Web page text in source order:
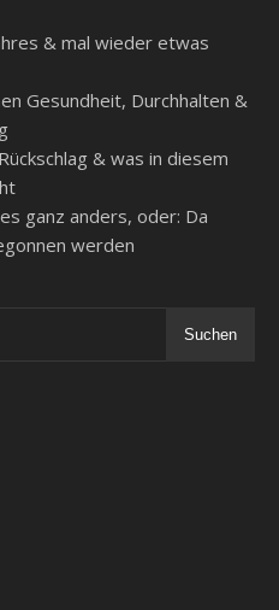
& mal wieder etwas
Gesundheit, Durchhalten &
& was in diesem
ganz anders, oder: Da
werden
Suchen